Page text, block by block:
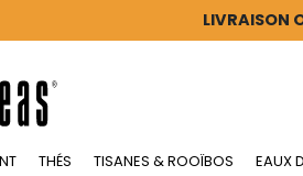
LIVRAISON
THÉS TISANES & ROOÏBOS EAUX